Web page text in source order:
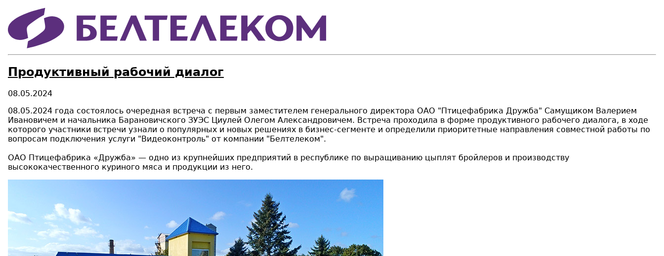
Продуктивный рабочий диалог
08.05.2024
08.05.2024 года состоялось очередная встреча с первым заместителем генерального директора ОАО "Птицефабрика Дружба" Самущиком Валерием
Ивановичем и начальника Барановичского ЗУЭС Циулей Олегом Александровичем. Встреча проходила в форме продуктивного рабочего диалога, в ходе
которого участники встречи узнали о популярных и новых решениях в бизнес-сегменте и определили приоритетные направления совместной работы по
вопросам подключения услуги "Видеоконтроль" от компании "Белтелеком".
ОАО Птицефабрика «Дружба» — одно из крупнейших предприятий в республике по выращиванию цыплят бройлеров и производству
высококачественного куриного мяса и продукции из него.